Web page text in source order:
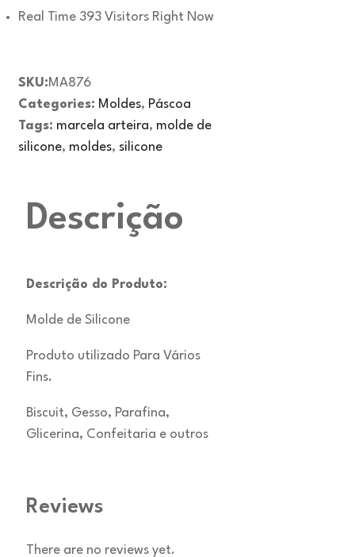
Real Time 393 Visitors Right Now
SKU:MA876
Categories: Moldes, Páscoa
Tags: marcela arteira, molde de
silicone, moldes, silicone
Descrição
Descrição do Produto:
Molde de Silicone
Produto utilizado Para Vários
Fins.
Biscuit, Gesso, Parafina,
Glicerina, Confeitaria e outros
Reviews
There are no reviews yet.